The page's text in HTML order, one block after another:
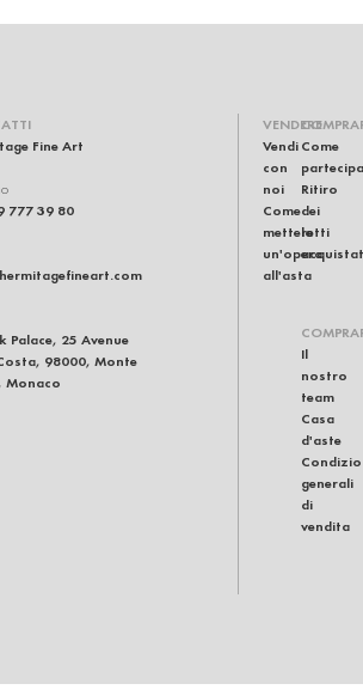
Fine Art
777 39 80
Palace, 25 Avenue
98000, Monte
Monaco
VENDERE
Vendi
con
noi
Come
mettere
un'opera
all'asta
Come
Ritiro
dei
lotti
Il
nostro
team
Casa
d'aste
generali
di
vendita